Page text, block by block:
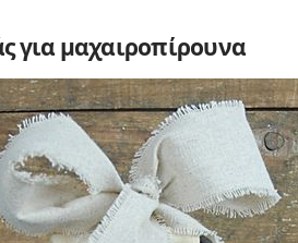
για μαχαιροπίρουνα